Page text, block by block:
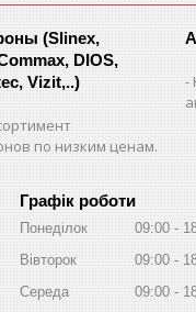
(Slinex,
DIOS,
Vizit,..)
по низким ценам.
Графік роботи
Понеділок 09:00
Вівторок
09:00
Середа
09:00